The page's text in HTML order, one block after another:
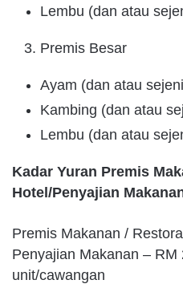
Lembu (dan atau
Premis Besar
Ayam (dan atau
Kambing (dan atau
Lembu (dan atau
Kadar Yuran Premis
Hotel/Penyajian
Premis Makanan /
Penyajian Makanan – RM
unit/cawangan